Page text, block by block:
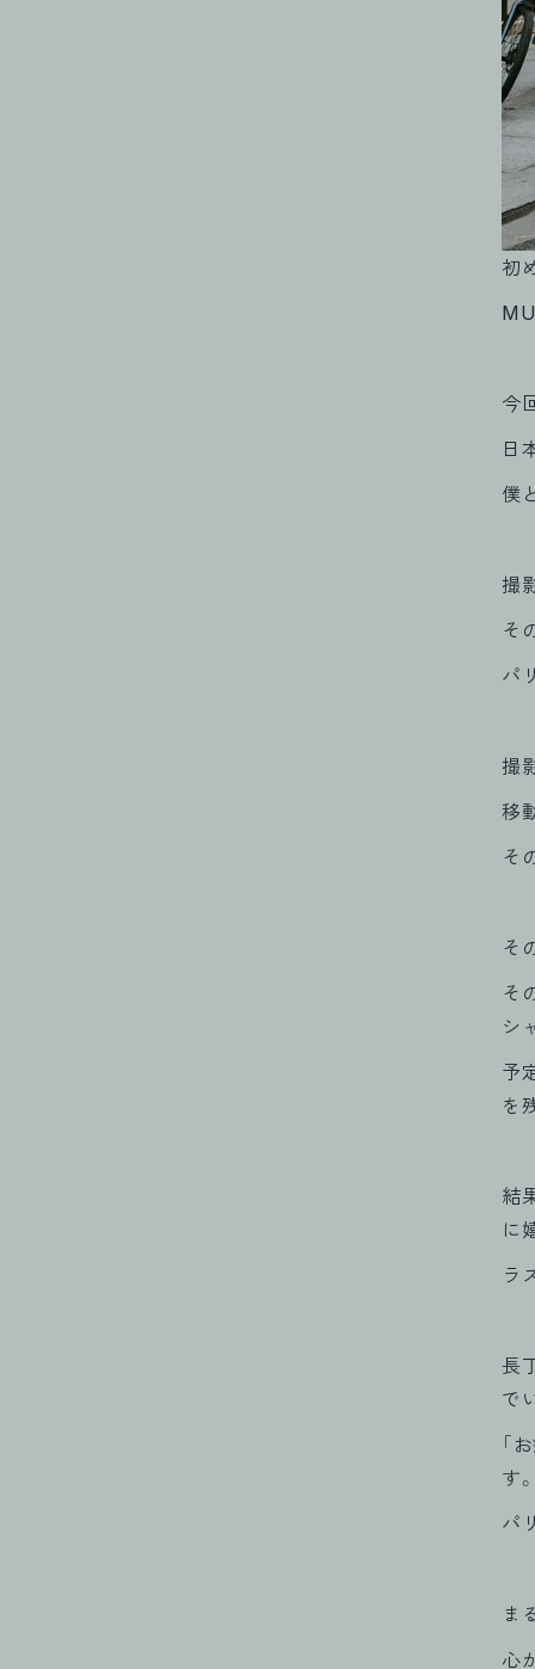
初
今
日
僕
撮
そ
パ
撮
移
そ
そ
そ
シ
予
を
結
に
ラ
長
で
「
す。
パ
ま
心